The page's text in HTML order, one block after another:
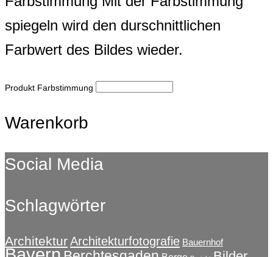
spiegeln wird den durschnittlichen
Farbwert des Bildes wieder.
Produkt Farbstimmung
Warenkorb
Social Media
Schlagwörter
ArchitekturArchitekturfotografie Bauernhof